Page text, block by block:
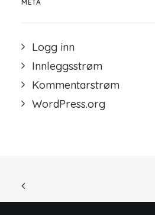
META
Logg inn
Innleggsstrøm
Kommentarstrøm
WordPress.org